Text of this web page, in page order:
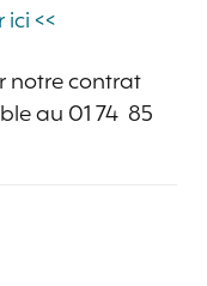
<<
notre contrat
au 01 74 85